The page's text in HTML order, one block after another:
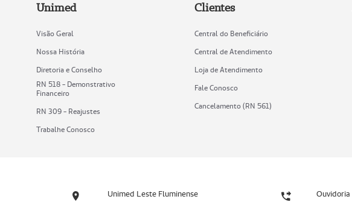
Unimed
Visão Geral
Nossa História
Diretoria e Conselho
RN 518 - Demonstrativo
Financeiro
RN 309 - Reajustes
Trabalhe Conosco
Clientes
Central do Beneficiário
Central de Atendimento
Loja de Atendimento
Fale Conosco
Cancelamento (RN 561)
Unimed Leste Fluminense Ouvidoria